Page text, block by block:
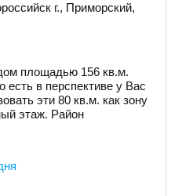
г., Приморский,
площадью 156 кв.м.
в перспективе у Вас
эти 80 кв.м. как зону
этаж. Район